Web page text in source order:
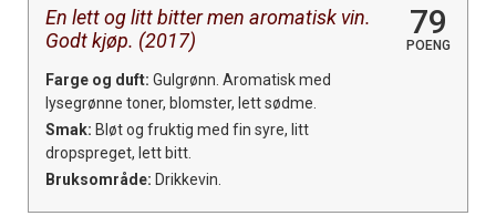
En lett og litt bitter men aromatisk vin.
Godt kjøp. (2017)
79
POENG
Farge og duft: Gulgrønn. Aromatisk med
lysegrønne toner, blomster, lett sødme.
Smak: Bløt og fruktig med fin syre, litt
dropspreget, lett bitt.
Bruksområde: Drikkevin.